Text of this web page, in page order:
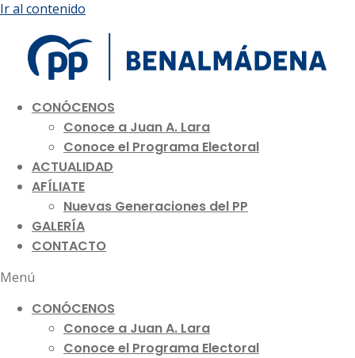
Ir al contenido
CONÓCENOS
Conoce a Juan A. Lara
Conoce el Programa Electoral
ACTUALIDAD
AFÍLIATE
Nuevas Generaciones del PP
GALERÍA
CONTACTO
Menú
CONÓCENOS
Conoce a Juan A. Lara
Conoce el Programa Electoral